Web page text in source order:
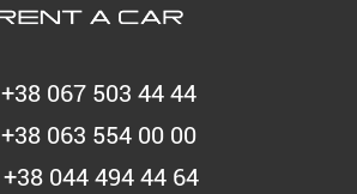
+38 067 503 44 44
+38 063 554 00 00
+38 044 494 44 64